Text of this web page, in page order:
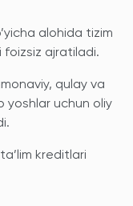
alohida tizim
foizsiz ajratiladi.
qulay va
yoshlar uchun oliy
kreditlari